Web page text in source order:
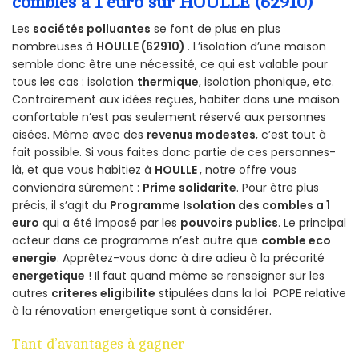
Les sociétés polluantes se font de plus en plus
nombreuses à HOULLE (62910) . L’isolation d’une maison
semble donc être une nécessité, ce qui est valable pour
tous les cas : isolation thermique, isolation phonique, etc.
Contrairement aux idées reçues, habiter dans une maison
confortable n’est pas seulement réservé aux personnes
aisées. Même avec des revenus modestes, c’est tout à
fait possible. Si vous faites donc partie de ces personnes-
là, et que vous habitiez à HOULLE, notre offre vous
conviendra sûrement : Prime solidarite. Pour être plus
précis, il s’agit du Programme Isolation des combles a 1
euro qui a été imposé par les pouvoirs publics. Le principal
acteur dans ce programme n’est autre que comble eco
energie. Apprêtez-vous donc à dire adieu à la précarité
energetique ! Il faut quand même se renseigner sur les
autres criteres eligibilite stipulées dans la loi POPE relative
à la rénovation energetique sont à considérer.
Tant d’avantages à gagner